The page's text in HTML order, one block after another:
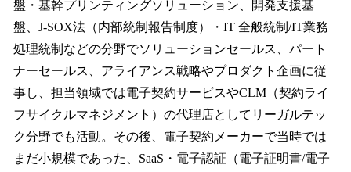
盤・基幹プリンティングソリューション、開発支援基
盤、J-SOX法（内部統制報告制度）・IT 全般統制/IT業務
処理統制などの分野でソリューションセールス、パート
ナーセールス、アライアンス戦略やプロダクト企画に従
事し、担当領域では電子契約サービスやCLM（契約ライ
フサイクルマネジメント）の代理店としてリーガルテッ
ク分野でも活動。その後、電子契約メーカーで当時では
まだ小規模であった、SaaS・電子認証（電子証明書/電子